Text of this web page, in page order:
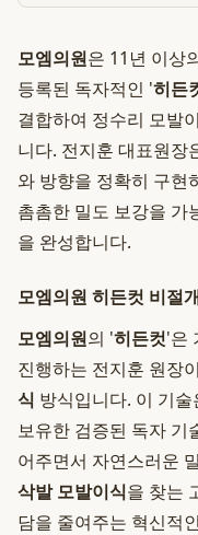
모엠의원은 11년 이상
등록된 독자적인 '히든
결합하여 정수리 모발
니다. 전지훈 대표원장
와 방향을 정확히 구현
촘촘한 밀도 보강을 가
을 완성합니다.
모엠의원 히든컷 비절
모엠의원의 '히든컷'은
진행하는 전지훈 원장
식 방식입니다. 이 기
보유한 검증된 독자 기
어주면서 자연스러운
삭발 모발이식을 찾는
담을 줄여주는 혁신적